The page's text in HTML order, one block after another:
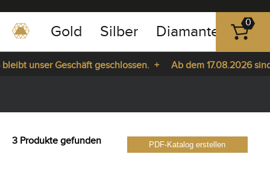
0351
-
43
Gold Silber Diamanten
0
unser Geschäft geschlossen. +
Ab dem 17.08.2026
PDF-Katalog erstellen
3 Produkte gefunden